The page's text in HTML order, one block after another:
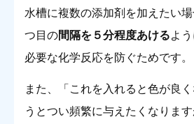
水槽に複数の添加剤を加えたい
つ目の間隔を５分程度あけるよ
必要な化学反応を防ぐためです。
また、「これを入れると色が良
うとつい頻繁に与えたくなりま